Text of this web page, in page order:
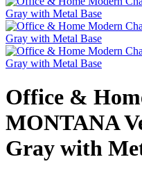
Office &
MONTANA
Gray with